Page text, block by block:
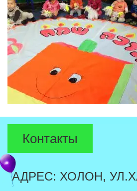
Контакты
АДРЕС: ХОЛОН,